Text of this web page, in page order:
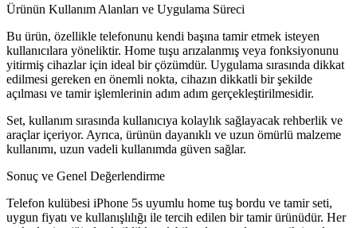
Ürünün Kullanım Alanları ve Uygulama Süreci
Bu ürün, özellikle telefonunu kendi başına tamir etmek isteyen
kullanıcılara yöneliktir. Home tuşu arızalanmış veya fonksiyonunu
yitirmiş cihazlar için ideal bir çözümdür. Uygulama sırasında dikkat
edilmesi gereken en önemli nokta, cihazın dikkatli bir şekilde
açılması ve tamir işlemlerinin adım adım gerçekleştirilmesidir.
Set, kullanım sırasında kullanıcıya kolaylık sağlayacak rehberlik ve
araçlar içeriyor. Ayrıca, ürünün dayanıklı ve uzun ömürlü malzeme
kullanımı, uzun vadeli kullanımda güven sağlar.
Sonuç ve Genel Değerlendirme
Telefon kulübesi iPhone 5s uyumlu home tuş bordu ve tamir seti,
uygun fiyatı ve kullanışlılığı ile tercih edilen bir tamir ürünüdür. Her